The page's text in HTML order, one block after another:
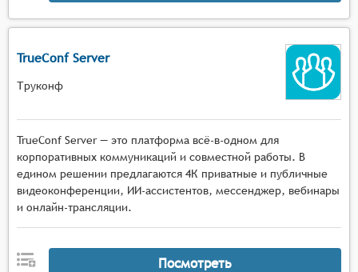
TrueConf Server
Труконф
TrueConf Server — это платформа всё-в-одном для
корпоративных коммуникаций и совместной работы. В
едином решении предлагаются 4К приватные и публичные
видеоконференции, ИИ-ассистентов, мессенджер, вебинары
и онлайн-трансляции.
Посмотреть